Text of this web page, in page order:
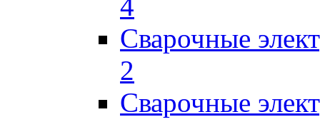
Сварочные
2
Сварочные